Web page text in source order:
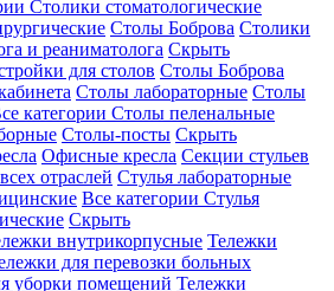
Столики стоматологические
Столы Боброва Столики
и реаниматолога Скрыть
для столов Столы Боброва
Столы лабораторные Столы
категории Столы пеленальные
Столы-посты Скрыть
Офисные кресла Секции стульев
отраслей Стулья лабораторные
Все категории Стулья
Скрыть
внутрикорпусные Тележки
для перевозки больных
уборки помещений Тележки